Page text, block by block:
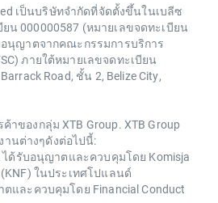
เป็นบริษัทจำกัดที่จัดตั้งขึ้นในเบลีซ
น 000000587 (หมายเลขจดทะเบียน
อนุญาตจากคณะกรรมการบริการ
ภายใต้หมายเลขจดทะเบียน
Road, ชั้น 2, Belize City,
าของกลุ่ม XTB Group. XTB Group
านต่างๆดังต่อไปนี้:
ได้รับอนุญาตและควบคุมโดย Komisja
ในประเทศโปแลนด์
และควบคุมโดย Financial Conduct